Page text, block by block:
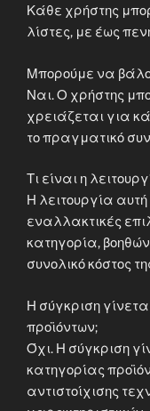
Κάθε χρήστης
λίστες, με έως
Μπορούμε να
Ναι. Ο χρήστης
χρειάζεται για
το πραγματικό
Τι είναι η
Η λειτουργία αυτή
εναλλακτικές
κατηγορία,
συνολικό κόστος
Η σύγκριση
προϊόντων;
Όχι. Η σύγκριση
κατηγορίας
αντιστοίχισης